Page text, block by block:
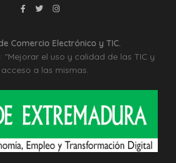
Comercio Electrónico y TIC.
"Mejorar el uso y calidad de las TIC y
acceso a las mismas.